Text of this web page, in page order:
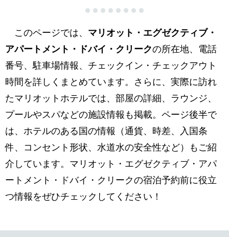
このページでは、 マリオット・エグゼクティブ・
アパートメント・ドバイ・クリークの所在地、電話
番号、駐車場情報、チェックイン・チェックアウト
時間を詳しくまとめています。さらに、実際に訪れ
たマリオットホテルでは、部屋の詳細、ラウンジ、
プールやスパなどの施設情報も掲載。ページ後半で
は、ホテルのある国の情報（通貨、時差、入国条
件、コンセント形状、水道水の安全性など）もご紹
介しています。マリオット・エグゼクティブ・アパ
ートメント・ドバイ・クリークの宿泊予約前に役立
つ情報をぜひチェックしてください！